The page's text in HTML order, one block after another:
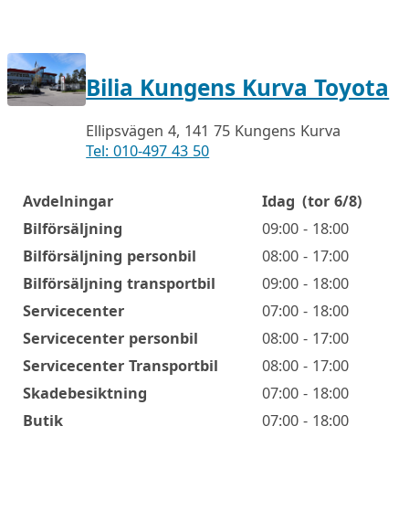
Bilia Kungens Kurva Toyota
Ellipsvägen 4, 141 75 Kungens Kurva
Tel: 010-497 43 50
Öppettider
Avdelningar Idag (tor 6/8)
Bilförsäljning
09:00 - 18:00
Bilförsäljning personbil
08:00 - 17:00
Bilförsäljning transportbil
09:00 - 18:00
Servicecenter
07:00 - 18:00
Servicecenter personbil
08:00 - 17:00
Servicecenter Transportbil
08:00 - 17:00
Skadebesiktning
07:00 - 18:00
Butik
07:00 - 18:00